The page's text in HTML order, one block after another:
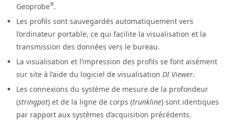
Geoprobe®.
Les profils sont sauvegardés automatiquement vers
l’ordinateur portable, ce qui facilite la visualisation et la
transmission des données vers le bureau.
La visualisation et l’impression des profils se font aisément
sur site à l’aide du logiciel de visualisationDI Viewer.
Les connexions du système de mesure de la profondeur
(stringpot) et de la ligne de corps (trunkline) sont identiques
par rapport aux systèmes d’acquisition précédents.